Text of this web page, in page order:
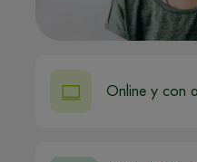
Online y con